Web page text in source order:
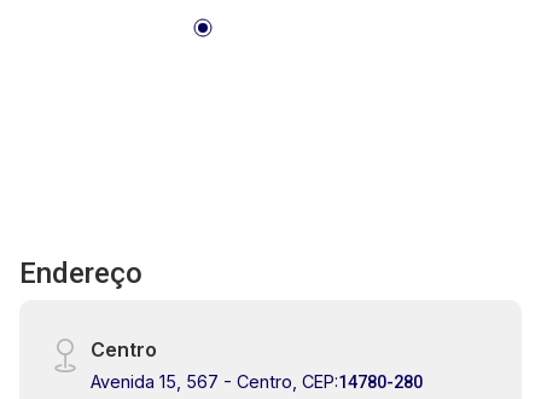
Endereço
Centro
Avenida 15, 567 - Centro, CEP:14780-280